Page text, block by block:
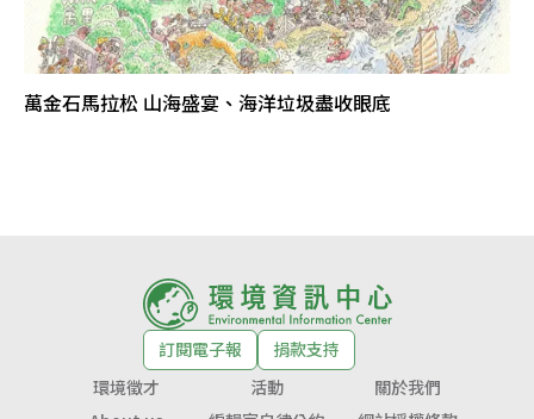
萬金石馬拉松 山海盛宴、海洋垃圾盡收眼底
訂閱電子報
捐款支持
環境徵才
活動
關於我們